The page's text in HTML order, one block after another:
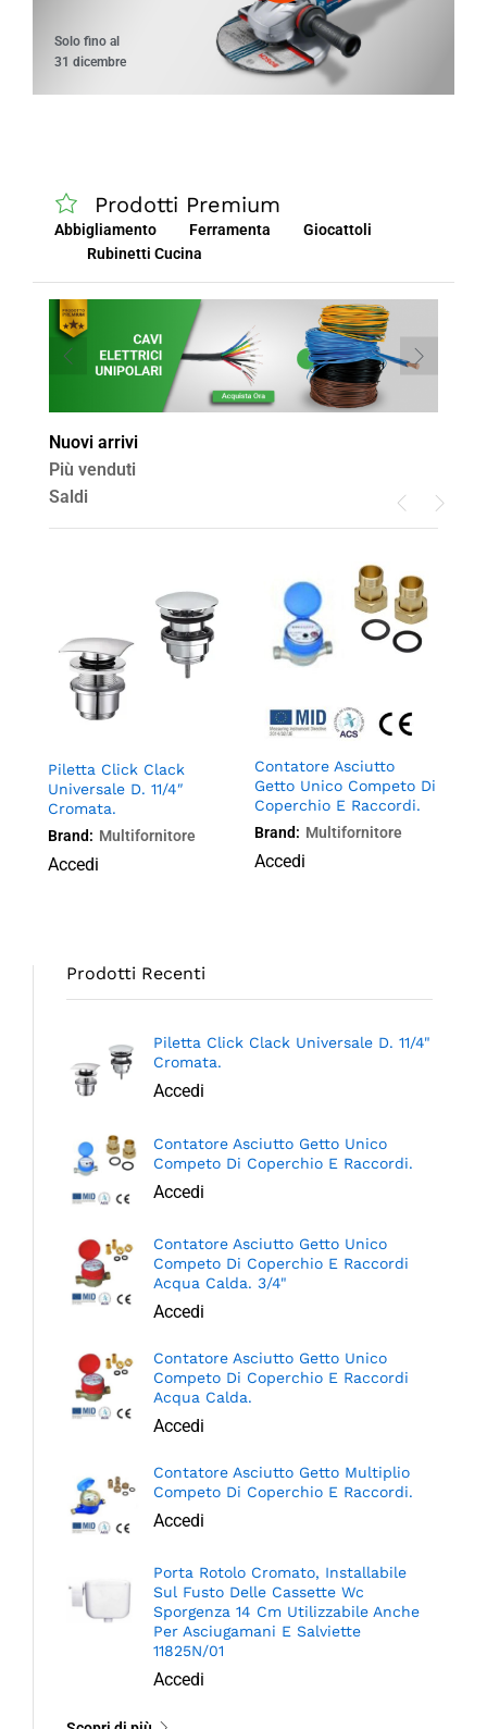
Solo fino al
31 dicembre
Prodotti Premium
Abbigliamento Ferramenta
Giocattoli
Rubinetti Cucina
Nuovi arrivi
Più venduti
Saldi
Piletta Click Clack
Universale D. 11/4″
Cromata.
Brand: Multifornitore
Accedi
Contatore Asciutto
Getto Unico Competo Di
Coperchio E Raccordi.
Brand: Multifornitore
Accedi
Prodotti Recenti
Piletta Click Clack Universale D. 11/4"
Cromata.
Accedi
Contatore Asciutto Getto Unico
Competo Di Coperchio E Raccordi.
Accedi
Contatore Asciutto Getto Unico
Competo Di Coperchio E Raccordi
Acqua Calda. 3/4"
Accedi
Contatore Asciutto Getto Unico
Competo Di Coperchio E Raccordi
Acqua Calda.
Accedi
Contatore Asciutto Getto Multiplio
Competo Di Coperchio E Raccordi.
Accedi
Porta Rotolo Cromato, Installabile
Sul Fusto Delle Cassette Wc
Sporgenza 14 Cm Utilizzabile Anche
Per Asciugamani E Salviette
11825N/01
Accedi